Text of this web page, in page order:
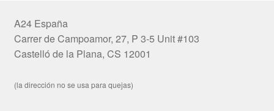
A24 España
Carrer de Campoamor, 27, P 3-5 Unit #103
Castelló de la Plana, CS 12001
(la dirección no se usa para quejas)